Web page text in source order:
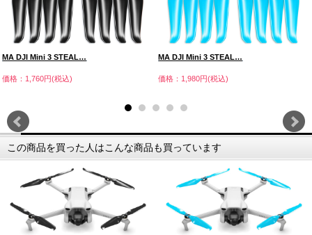
MA DJI Mini 3 STEAL…
価格：1,760円(税込)
MA DJI Mini 3 STEAL…
価格：1,980円(税込)
この商品を買った人はこんな商品も買っています